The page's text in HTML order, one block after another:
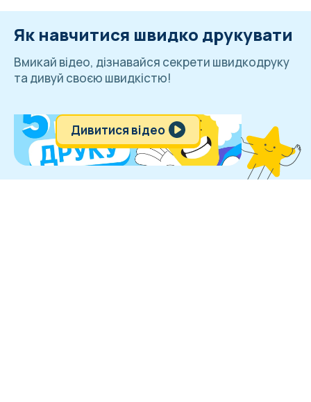
Як навчитися швидко друкувати
Вмикай відео, дізнавайся секрети швидкодруку
та дивуй своєю швидкістю!
Дивитися відео